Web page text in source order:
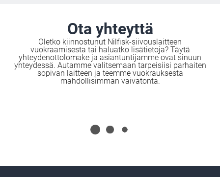
Huoltosopimuksestasi riippuen
vasteaikamme on parhaimmillaan jopa 24
tuntia.
Ota yhteyttä
Oletko kiinnostunut Nilfisk-siivouslaitteen
vuokraamisesta tai haluatko lisätietoja? Täytä
yhteydenottolomake ja asiantuntijamme ovat sinuun
yhteydessä. Autamme valitsemaan tarpeisiisi parhaiten
sopivan laitteen ja teemme vuokrauksesta
mahdollisimman vaivatonta.